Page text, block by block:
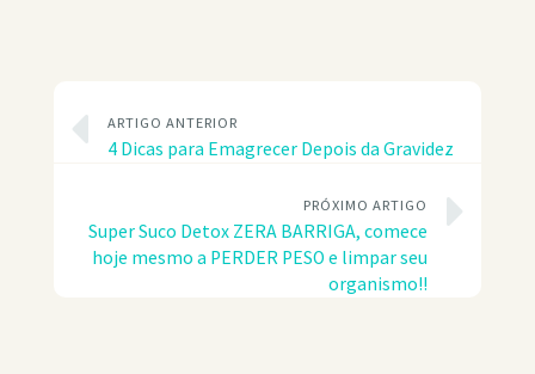
ARTIGO ANTERIOR
4 Dicas para Emagrecer Depois da Gravidez
PRÓXIMO ARTIGO
Super Suco Detox ZERA BARRIGA, comece
hoje mesmo a PERDER PESO e limpar seu
organismo!!